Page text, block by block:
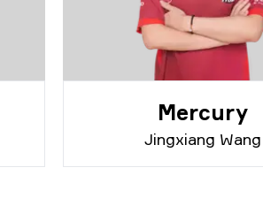
Mercury
Jingxiang Wang